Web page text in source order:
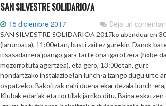
SAN SILVESTRE SOLIDARIO/A
15 diciembre 2017 Deja un
SAN SILVESTRE SOLIDARIOA 2017ko abenduaren
(larunbata), 11:00etan, busti zaitez gurekin. Danok
itsasadarrera joango gara tarte ona igarotzera (hobe da
mozorrotuta agertzea), eta gero, 13:00etan, gure
hondartzako instalazioetan lunch-a izango dugu urte
ospatzeko. Bakoitzak nahi duena ekar dezala lunch-era,
Klubak edariak eta tortillak jarriko ditu. Baina eskatzen